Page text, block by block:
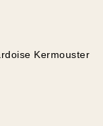
Kermouster